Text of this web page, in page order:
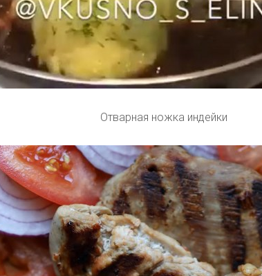
Отварная ножка индейки